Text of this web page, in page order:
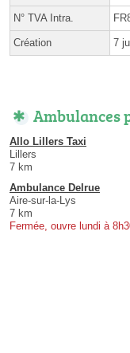
N° TVA Intra.
Création 7
Ambulances
Allo Lillers Taxi
Lillers
7 km
Ambulance Delrue
Aire-sur-la-Lys
7 km
Fermée, ouvre lundi à